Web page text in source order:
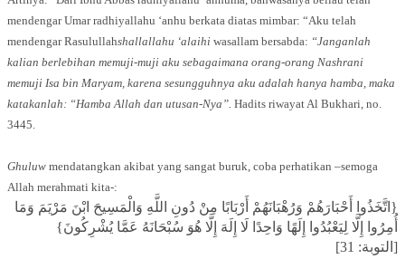
mendengar Umar radhiyallahu ‘anhu berkata diatas mimbar: “Aku telah
mendengar Rasulullahshallallahu ‘alaihi wasallam bersabda: “Janganlah
kalian berlebihan memuji-muji aku sebagaimana orang-orang Nashrani
memuji Isa bin Maryam, karena sesungguhnya aku adalah hanya hamba, maka
katakanlah: “Hamba Allah dan utusan-Nya”. Hadits riwayat Al Bukhari, no.
3445.
Ghuluw mendatangkan akibat yang sangat buruk, coba perhatikan –semoga
Allah merahmati kita-:
{اتَّخَذُوا أَحْبَارَهُمْ وَرُهْبَانَهُمْ أَرْبَابًا مِنْ دُونِ اللَّهِ وَالْمَسِيحَ ابْنَ مَرْيَمَ وَمَا
أُمِرُوا إِلَّا لِيَعْبُدُوا إِلَهًا وَاحِدًا لَا إِلَهَ إِلَّا هُوَ سُبْحَانَهُ عَمَّا يُشْرِكُونَ}
[التوبة: 31]